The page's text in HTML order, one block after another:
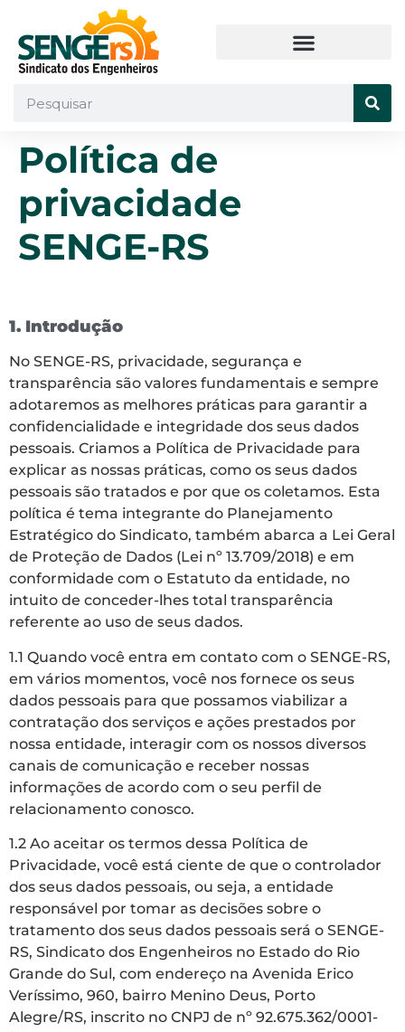
Política de
privacidade
SENGE-RS
1. Introdução
No SENGE-RS, privacidade, segurança e
transparência são valores fundamentais e sempre
adotaremos as melhores práticas para garantir a
confidencialidade e integridade dos seus dados
pessoais. Criamos a Política de Privacidade para
explicar as nossas práticas, como os seus dados
pessoais são tratados e por que os coletamos. Esta
política é tema integrante do Planejamento
Estratégico do Sindicato, também abarca a Lei Geral
de Proteção de Dados (Lei nº 13.709/2018) e em
conformidade com o Estatuto da entidade, no
intuito de conceder-lhes total transparência
referente ao uso de seus dados.
1.1 Quando você entra em contato com o SENGE-RS,
em vários momentos, você nos fornece os seus
dados pessoais para que possamos viabilizar a
contratação dos serviços e ações prestados por
nossa entidade, interagir com os nossos diversos
canais de comunicação e receber nossas
informações de acordo com o seu perfil de
relacionamento conosco.
1.2 Ao aceitar os termos dessa Política de
Privacidade, você está ciente de que o controlador
dos seus dados pessoais, ou seja, a entidade
responsável por tomar as decisões sobre o
tratamento dos seus dados pessoais será o SENGE-
RS, Sindicato dos Engenheiros no Estado do Rio
Grande do Sul, com endereço na Avenida Erico
Veríssimo, 960, bairro Menino Deus, Porto
Alegre/RS, inscrito no CNPJ de nº 92.675.362/0001-